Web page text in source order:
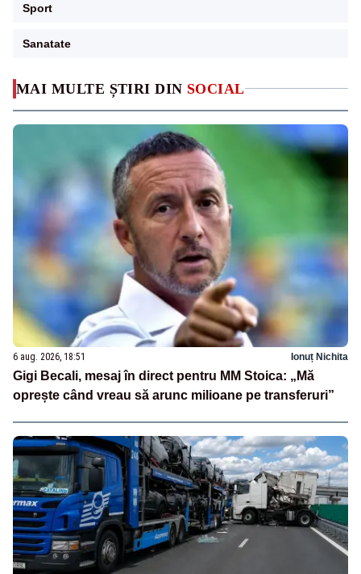
MAI MULTE ȘTIRI DIN SOCIAL
6 aug. 2026, 18:51 Ionuț Nichita
Gigi Becali, mesaj în direct pentru MM Stoica: „Mă
oprește când vreau să arunc milioane pe transferuri”
Sport
Sanatate